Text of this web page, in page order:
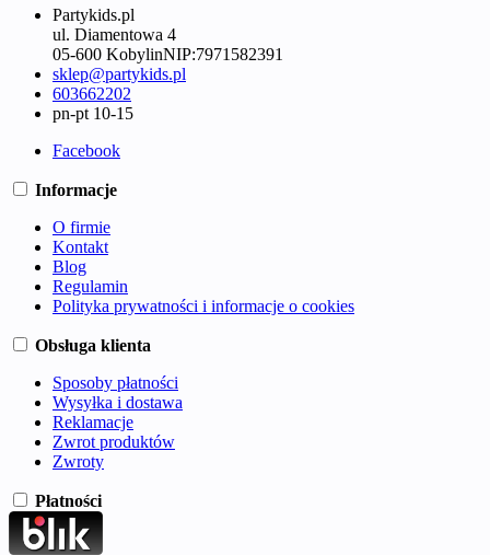
Partykids.pl
ul. Diamentowa 4
05-600 KobylinNIP:7971582391
sklep@partykids.pl
603662202
pn-pt 10-15
Facebook
Informacje
O firmie
Kontakt
Blog
Regulamin
Polityka prywatności i informacje o cookies
Obsługa klienta
Sposoby płatności
Wysyłka i dostawa
Reklamacje
Zwrot produktów
Zwroty
Płatności